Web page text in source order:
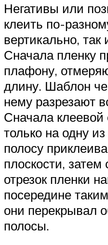
Негативы или
клеить по-
вертикально, так
Сначала пленку
плафону,
длину. Шаблон
нему разрезают
Сначала клеевой
только на одну
полосу
плоскости, затем
отрезок пленки
посередине
они перекрывал
полосы.